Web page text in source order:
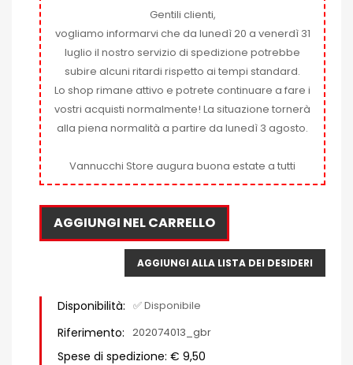
Gentili clienti,
vogliamo informarvi che da lunedì 20 a venerdì 31
luglio il nostro servizio di spedizione potrebbe
subire alcuni ritardi rispetto ai tempi standard.
Lo shop rimane attivo e potrete continuare a fare i
vostri acquisti normalmente! La situazione tornerà
alla piena normalità a partire da lunedì 3 agosto.
Vannucchi Store augura buona estate a tutti
AGGIUNGI NEL CARRELLO
AGGIUNGI ALLA LISTA DEI DESIDERI
Disponibilità: ✅ Disponibile
Riferimento: 202074013_gbr
Spese di spedizione: € 9,50